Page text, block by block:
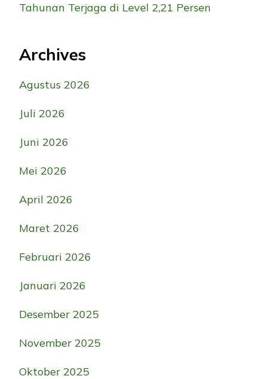
Tahunan Terjaga di Level 2,21 Persen
Archives
Agustus 2026
Juli 2026
Juni 2026
Mei 2026
April 2026
Maret 2026
Februari 2026
Januari 2026
Desember 2025
November 2025
Oktober 2025